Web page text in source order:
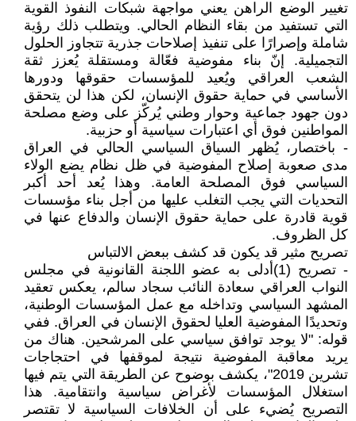
تغيير الوضع الراهن يعني مواجهة شبكات النفوذ القوية
التي تستفيد من بقاء النظام الحالي. ويتطلب ذلك رؤية
شاملة وإصرارًا على تنفيذ إصلاحات جذرية تتجاوز الحلول
التجميلية. إنّ بناء مفوضية فعّالة ومستقلة يُعزز ثقة
الشعب العراقي ويُعيد للمؤسسات حقوقها ودورها
الأساسي في حماية حقوق الإنسان، لكن هذا لن يتحقق
دون جهود جماعية وحوار وطني يُركّز على وضع مصلحة
المواطنين فوق أي اعتبارات سياسية أو حزبية.
- باختصار، يُظهر السياق السياسي الحالي في العراق
مدى صعوبة إصلاح المفوضية في ظل نظام يضع الولاء
السياسي فوق المصلحة العامة. وهذا يُعد أحد أكبر
التحديات التي يجب التغلب عليها من أجل بناء مؤسسات
قوية قادرة على حماية حقوق الإنسان والدفاع عنها في
كل الظروف.
تصريح مثير قد يكون قد كشف ببعض الالتباس
- تصريح (1)أدلى به عضو اللجنة القانونية في مجلس
النواب العراقي سعادة النائب سجاد سالم، يعكس تعقيد
المشهد السياسي وتداخله مع عمل المؤسسات الوطنية،
وتحديدًا المفوضية العليا لحقوق الإنسان في العراق. ففي
قوله: "لا يوجد توافق سياسي على المرشحين. هناك من
يريد معاقبة المفوضية نتيجة لموقفها في احتجاجات
تشرين 2019"، يكشف بوضوح عن الطريقة التي يتم فيها
استغلال المؤسسات لأغراض سياسية وانتقامية. هذا
التصريح يُضيء على أن الخلافات السياسية لا تقتصر